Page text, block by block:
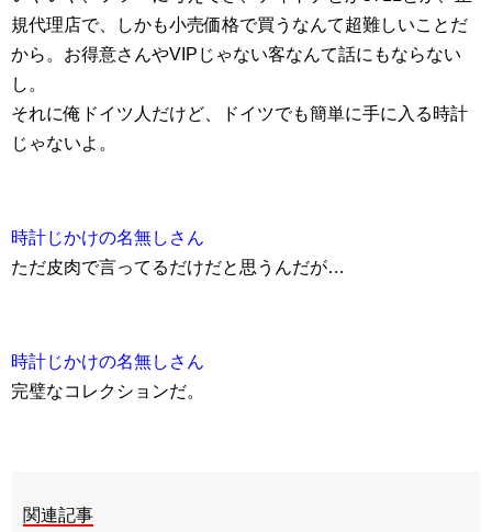
規代理店で、しかも小売価格で買うなんて超難しいことだ
から。お得意さんやVIPじゃない客なんて話にもならない
し。
それに俺ドイツ人だけど、ドイツでも簡単に手に入る時計
じゃないよ。
時計じかけの名無しさん
ただ皮肉で言ってるだけだと思うんだが…
時計じかけの名無しさん
完璧なコレクションだ。
関連記事